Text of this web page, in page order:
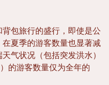
包旅行的盛行，即使是公
夏季的游客数量也显著减
气状况（包括突发洪水）
的游客数量仅为全年的